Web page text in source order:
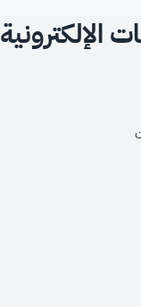
الإلكترونية
للمستفيد (طالب
عبر الجمعيات؛
طلب التنفيذ.